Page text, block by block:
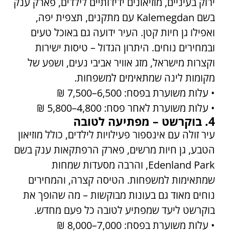
בשם Kalemegdan עם מתקנים, תצפית יפה,
ואפילו גן חיות קטן. העיר ידועה גם באוכל טעים
ובמחירים נוחים. היתרון הגדול – טיסות ישירות
וקצרות מישראל, מזג אוויר אביבי נעים, ושפע של
מקומות לינה שמתאימים למשפחות.
• עלות משוערת בפסח: 6,500–7,500 ₪
• עלות משוערת לאחר פסח: 4,800–5,800 ₪
4. בוקרשט – מפתיעה לטובה
עיר זולה עם אינספור פעילויות לילדים, כולל מוזיאון
הטבע, גן חיות מרשים, פארק הרפתקאות ענק בשם
Edenland Park, והרבה מסעדות שמחות
שמתאימות למשפחות. הטיסה קצרה, והמחירים
נוחים מאוד גם בעונות מבוקשות – מה שהופך את
בוקרשט ליעד שמפתיע לטובה כל פעם מחדש.
• עלות משוערת בפסח: 7,000–8,000 ₪